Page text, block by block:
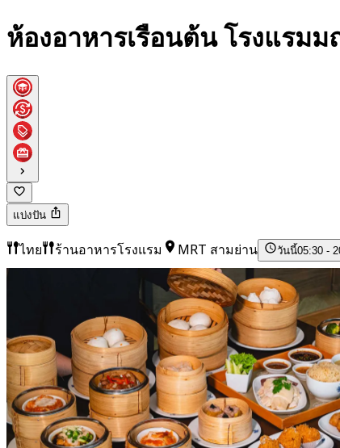
ห้องอาหารเรือนต้น โรงแรม
แบ่งปัน
ไทย ร้านอาหารโรงแรม MRT สามย่าน วันนี้05:30 -